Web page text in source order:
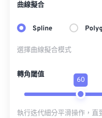
曲線擬合
Spline
選擇曲線擬合模式
轉角閾值
60
執行迭代細分平滑操作，直